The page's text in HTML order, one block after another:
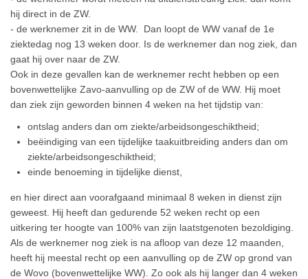
hij direct in de ZW.
- de werknemer zit in de WW. Dan loopt de WW vanaf de 1e
ziektedag nog 13 weken door. Is de werknemer dan nog ziek, dan
gaat hij over naar de ZW.
Ook in deze gevallen kan de werknemer recht hebben op een
bovenwettelijke Zavo-aanvulling op de ZW of de WW. Hij moet
dan ziek zijn geworden binnen 4 weken na het tijdstip van:
ontslag anders dan om ziekte/arbeidsongeschiktheid;
beëindiging van een tijdelijke taakuitbreiding anders dan om
ziekte/arbeidsongeschiktheid;
einde benoeming in tijdelijke dienst,
en hier direct aan voorafgaand minimaal 8 weken in dienst zijn
geweest. Hij heeft dan gedurende 52 weken recht op een
uitkering ter hoogte van 100% van zijn laatstgenoten bezoldiging.
Als de werknemer nog ziek is na afloop van deze 12 maanden,
heeft hij meestal recht op een aanvulling op de ZW op grond van
de Wovo (bovenwettelijke WW). Zo ook als hij langer dan 4 weken